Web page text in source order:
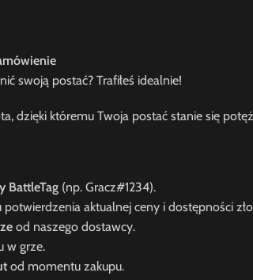
swoją postać? Trafiłeś idealnie!
dzięki któremu Twoja postać stanie się
BattleTag (np. Gracz#1234).
potwierdzenia aktualnej ceny i dostępności
od naszego dostawcy.
w grze.
od momentu zakupu.